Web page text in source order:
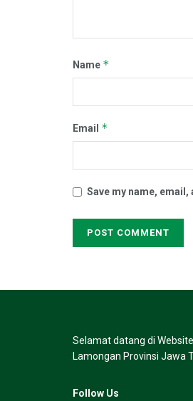
Name *
Email *
Save my name,
Selamat datang di
Lamongan Provinsi Jawa
Follow Us